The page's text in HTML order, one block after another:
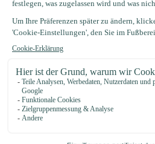
Zuletzt angesehen